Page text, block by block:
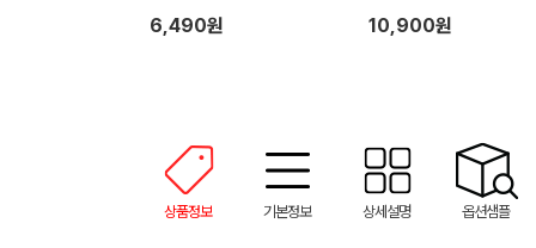
6,490원 10,900원
상품정보 기본정보 상세설명 옵션샘플